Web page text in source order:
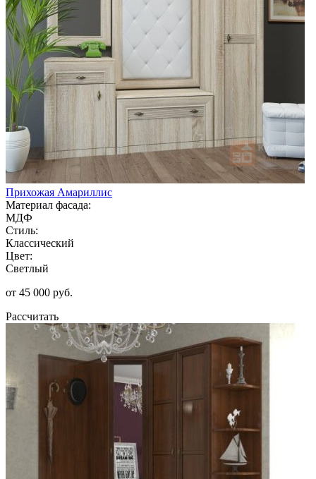
Прихожая Амариллис
Материал фасада:
МДФ
Стиль:
Классический
Цвет:
Светлый
от 45 000 руб.
Рассчитать